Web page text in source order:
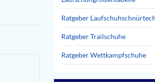
Ratgeber
Ratgeber Trailschuhe
Ratgeber Wettkampfschuhe